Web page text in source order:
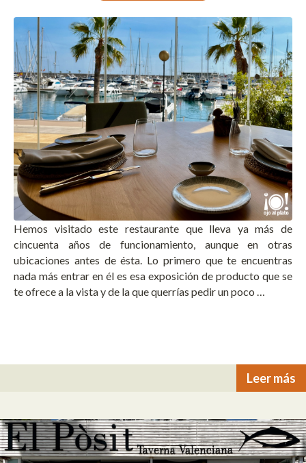
Hemos visitado este restaurante que lleva ya más de
cincuenta años de funcionamiento, aunque en otras
ubicaciones antes de ésta. Lo primero que te encuentras
nada más entrar en él es esa exposición de producto que se
te ofrece a la vista y de la que querrías pedir un poco …
Leer más